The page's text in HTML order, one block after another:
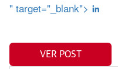
" target="_blank">
VER POST